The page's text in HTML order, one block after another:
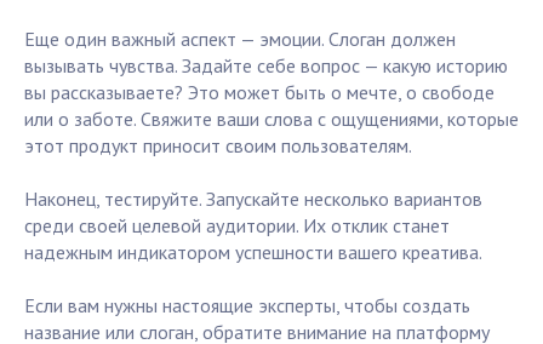
Еще один важный аспект — эмоции. Слоган должен
вызывать чувства. Задайте себе вопрос — какую историю
вы рассказываете? Это может быть о мечте, о свободе
или о заботе. Свяжите ваши слова с ощущениями, которые
этот продукт приносит своим пользователям.
Наконец, тестируйте. Запускайте несколько вариантов
среди своей целевой аудитории. Их отклик станет
надежным индикатором успешности вашего креатива.
Если вам нужны настоящие эксперты, чтобы создать
название или слоган, обратите внимание на платформу